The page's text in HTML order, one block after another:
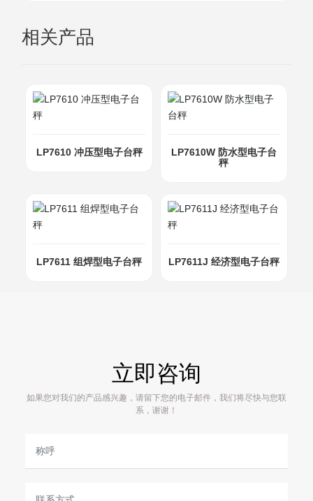
相关产品
LP7610 冲压型电子台秤
LP7610W 防水型电子台
秤
LP7611 组焊型电子台秤 LP7611J 经济型电子台秤
立即咨询
如果您对我们的产品感兴趣，请留下您的电子邮件，我们将尽快与您联
系，谢谢！